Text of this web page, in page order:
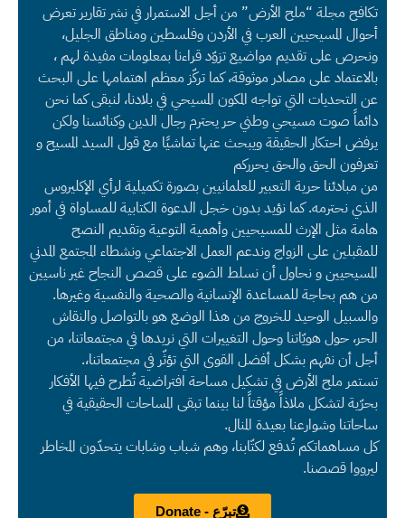
تكافح مجلة “ملح الأرض” من أجل الاستمرار في نشر تقارير تعرض
أحوال المسيحيين العرب في الأردن وفلسطين ومناطق الجليل،
ونحرص على تقديم مواضيع تزوّد قراءنا بمعلومات مفيدة لهم ،
بالاعتماد على مصادر موثوقة، كما تركّز معظم اهتمامها على البحث
عن التحديات التي تواجه المكون المسيحي في بلادنا، لنبقى كما نحن
دائماً صوت مسيحي وطني حر يحترم رجال الدين وكنائسنا ولكن
يرفض احتكار الحقيقة ويبحث عنها تماشيًا مع قول السيد المسيح و
تعرفون الحق والحق يحرركم
من مبادئنا حرية التعبير للعلمانيين بصورة تكميلية لرأي الإكليروس
الذي نحترمه. كما نؤيد بدون خجل الدعوة الكتابية للمساواة في أمور
هامة مثل الإرث للمسيحيين وأهمية التوعية وتقديم النصح
للمقبلين على الزواج وندعم العمل الاجتماعي ونشطاء المجتمع المدني
المسيحيين و نحاول أن نسلط الضوء على قصص النجاح غير ناسيين
من هم بحاجة للمساعدة الإنسانية والصحية والنفسية وغيرها.
والسبيل الوحيد للخروج من هذا الوضع هو بالتواصل والنقاش
الحر، حول هويّاتنا وحول التغييرات التي نريدها في مجتمعاتنا، من
أجل أن نفهم بشكل أفضل القوى التي تؤثّر في مجتمعاتنا،.
تستمر ملح الأرض في تشكيل مساحة افتراضية تُطرح فيها الأفكار
بحرّية لتشكل ملاذاً مؤقتاً لنا بينما تبقى المساحات الحقيقية في
ساحاتنا وشوارعنا بعيدة المنال.
كل مساهماتكم تُدفع لكتّابنا، وهم شباب وشابات يتحدّون المخاطر
ليرووا قصصنا.
تبرّع - Donate